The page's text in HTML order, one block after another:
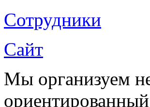
Сотрудники
Сайт
Мы организуем